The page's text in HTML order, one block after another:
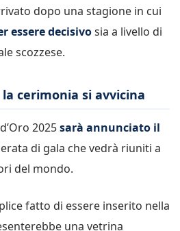
dopo una stagione in cui
essere decisivosia a livello di
scozzese.
la cerimonia si avvicina
2025sarà annunciato il
di gala che vedrà riuniti a
del mondo.
fatto di essere inserito nella
una vetrina